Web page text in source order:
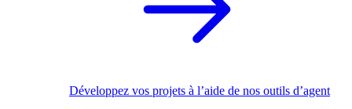
Développez vos projets à l’aide de nos outils d’agent